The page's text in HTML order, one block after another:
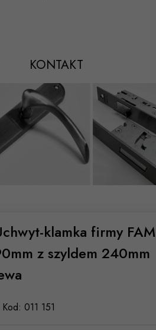
KONTAKT
klamka firmy FAM
z szyldem 240mm
Kod: 011 151